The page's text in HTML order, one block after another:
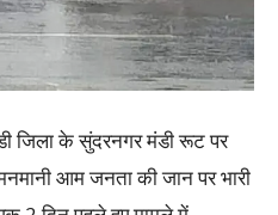
जिला के सुंदरनगर मंडी रूट पर
आम जनता की जान पर भारी